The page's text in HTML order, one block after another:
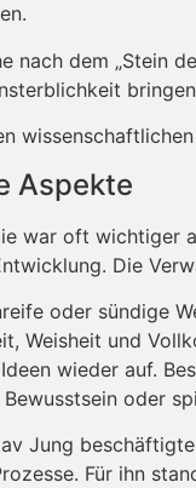
nach dem „Stein
Aspekte
war oft wichtiger
Die
oder sündige
Weisheit und
wieder auf.
Bewusstsein oder
Jung
Für ihn